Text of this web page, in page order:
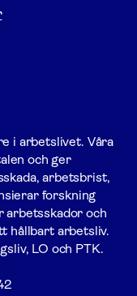
i arbetslivet. Våra
och ger
arbetsbrist,
forskning
arbets­skador och
hållbart arbetsliv.
LO och PTK.